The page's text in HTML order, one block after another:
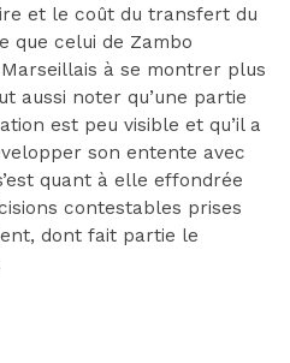
et le coût du transfert du
que celui de Zambo
à se montrer plus
aussi noter qu’une partie
est peu visible et qu’il a
son entente avec
quant à elle effondrée
contestables prises
dont fait partie le